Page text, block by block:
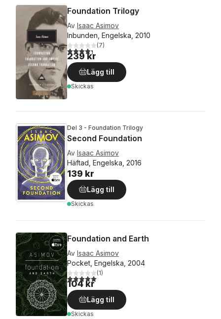
Foundation Trilogy
Av Isaac Asimov
Inbunden, Engelska, 2010
4,3utav 5 stjärnor. Totalt antal röster:
(7)
239 kr
Lägg till
Skickas
Del 3 - Foundation Trilogy
Second Foundation
Av Isaac Asimov
Häftad, Engelska, 2016
139 kr
Lägg till
Skickas
Foundation and Earth
Av Isaac Asimov
Pocket, Engelska, 2004
5,0utav 5 stjärnor. Totalt antal röster:
(1)
104 kr
Lägg till
Skickas